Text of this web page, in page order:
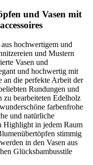
und Vasen mit
hochwertigem und
und Mustern
Vasen und
und hochwertig mit
an die perfekte Arbeit der
Rundungen und
bearbeiteten Edelholz
farbenfrohe
und natürliche
Highlight in jedem Raum
stimmig
in den Vasen aus
Glücksbambusstile